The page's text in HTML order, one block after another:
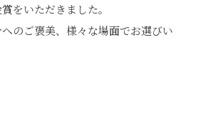
をいただきました。
のご褒美、様々な場面でお選びい